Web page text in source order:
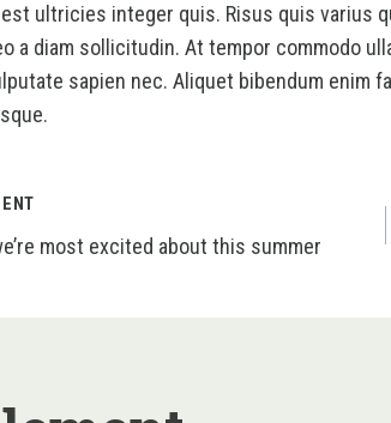
ultricies integer quis. Risus quis varius
a diam sollicitudin. At tempor commodo
sapien nec. Aliquet bibendum enim
most excited about this summer